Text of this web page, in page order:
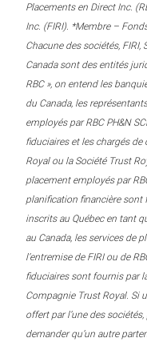
Placements en Direct Inc.
Inc. (FIRI). *Membre –
Chacune des sociétés, FIRI,
Canada sont des entités
RBC », on entend les
du Canada, les
employés par RBC PH&N
fiduciaires et les chargés
Royal ou la Société Trust
placement employés par
planification financière sont
inscrits au Québec en tant
au Canada, les services de
l’entremise de FIRI ou de
fiduciaires sont fournis par
Compagnie Trust Royal. Si
offert par l’une des
demander qu’un autre